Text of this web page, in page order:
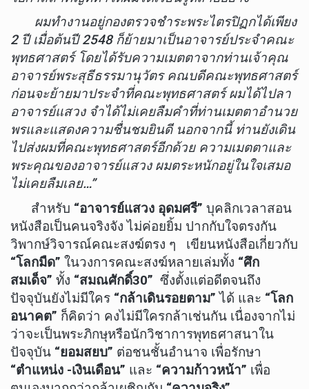
ผมทำงานอยู่กองตรวจชำระพระไตรปิฏกได้เพียง
2 ปี เมื่อต้นปี 2548 ก็ย้ายมาเป็นอาจารย์ประจำคณะ
พุทธศาสตร์ โดยได้รับความเมตตาจากท่านเจ้าคุณ
อาจารย์พระสุธีธรรมานุวัตร คณบดีคณะพุทธศาสตร์
ก่อนจะย้ายมาประจำที่คณะพุทธศาสตร์ ผมได้ไปลา
อาจารย์แสวง จำได้ไม่เคยลืมคำที่ท่านเมตตาอำนวย
พรและแสดงความชื่นชมยินดี นอกจากนี้ ท่านยังเดิน
ไปส่งผมที่คณะพุทธศาสตร์อีกด้วย ความเมตตาและ
พระคุณของอาจารย์แสวง ผมตระหนักอยู่ในใจเสมอ
ไม่เคยลืมเลย…”
สำหรับ “อาจารย์แสวง อุดมศรี” บุคลิกเวลาสอน
หนังสือเป็นคนจริงจัง ไม่ค่อยยิ้ม ปากกับใจตรงกัน
วิพากษ์วิจารณ์คณะสงฆ์ตรง ๆ เขียนหนังสือเกี่ยวกับ
“โลกมืด” ในวงการคณะสงฆ์หลายเล่มทั้ง “ศึก
สมเด็จ” ทั้ง “สมณศักดิ์30” ซึ่งตั้งแต่อดีตจนถึง
ปัจจุบันยังไม่มีใคร “กล้าเดินรอยตาม” ได้ และ “โลก
อนาคต” ก็คิดว่า คงไม่มีใครกล้าเช่นกัน เนื่องจากไม่
ว่าจะเป็นพระภิกษุหรือนักวิชาการพุทธศาสนาใน
ปัจจุบัน “ยอมสยบ” ต่อชนชั้นอำนาจ เพื่อรักษา
“ตำแหน่ง -เงินเดือน” และ “ความก้าวหน้า” เพื่อ